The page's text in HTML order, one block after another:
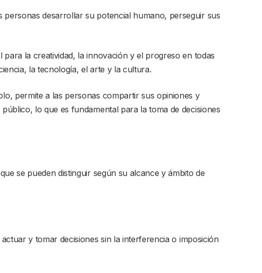
personas desarrollar su potencial humano, perseguir sus
para la creatividad, la innovación y el progreso en todas
la tecnología, el arte y la cultura.
permite a las personas compartir sus opiniones y
lo que es fundamental para la toma de decisiones
se pueden distinguir según su alcance y ámbito de
y tomar decisiones sin la interferencia o imposición